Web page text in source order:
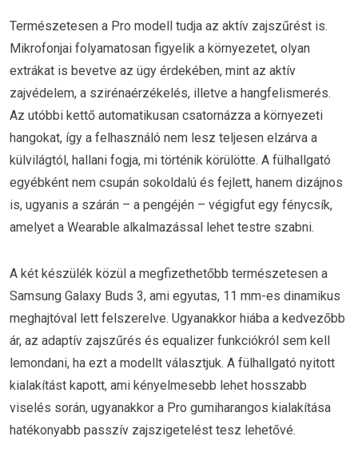
Természetesen a Pro modell tudja az aktív zajszűrést is.
Mikrofonjai folyamatosan figyelik a környezetet, olyan
extrákat is bevetve az ügy érdekében, mint az aktív
zajvédelem, a szirénaérzékelés, illetve a hangfelismerés.
Az utóbbi kettő automatikusan csatornázza a környezeti
hangokat, így a felhasználó nem lesz teljesen elzárva a
külvilágtól, hallani fogja, mi történik körülötte. A fülhallgató
egyébként nem csupán sokoldalú és fejlett, hanem dizájnos
is, ugyanis a szárán – a pengéjén – végigfut egy fénycsík,
amelyet a Wearable alkalmazással lehet testre szabni.
A két készülék közül a megfizethetőbb természetesen a
Samsung Galaxy Buds 3, ami egyutas, 11 mm-es dinamikus
meghajtóval lett felszerelve. Ugyanakkor hiába a kedvezőbb
ár, az adaptív zajszűrés és equalizer funkciókról sem kell
lemondani, ha ezt a modellt választjuk. A fülhallgató nyitott
kialakítást kapott, ami kényelmesebb lehet hosszabb
viselés során, ugyanakkor a Pro gumiharangos kialakítása
hatékonyabb passzív zajszigetelést tesz lehetővé.